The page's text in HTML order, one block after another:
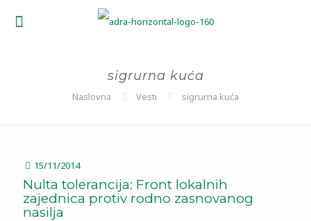
sigrurna kuća
Naslovna Vesti sigrurna kuća
15/11/2014
Nulta tolerancija: Front lokalnih
zajednica protiv rodno zasnovanog
nasilja